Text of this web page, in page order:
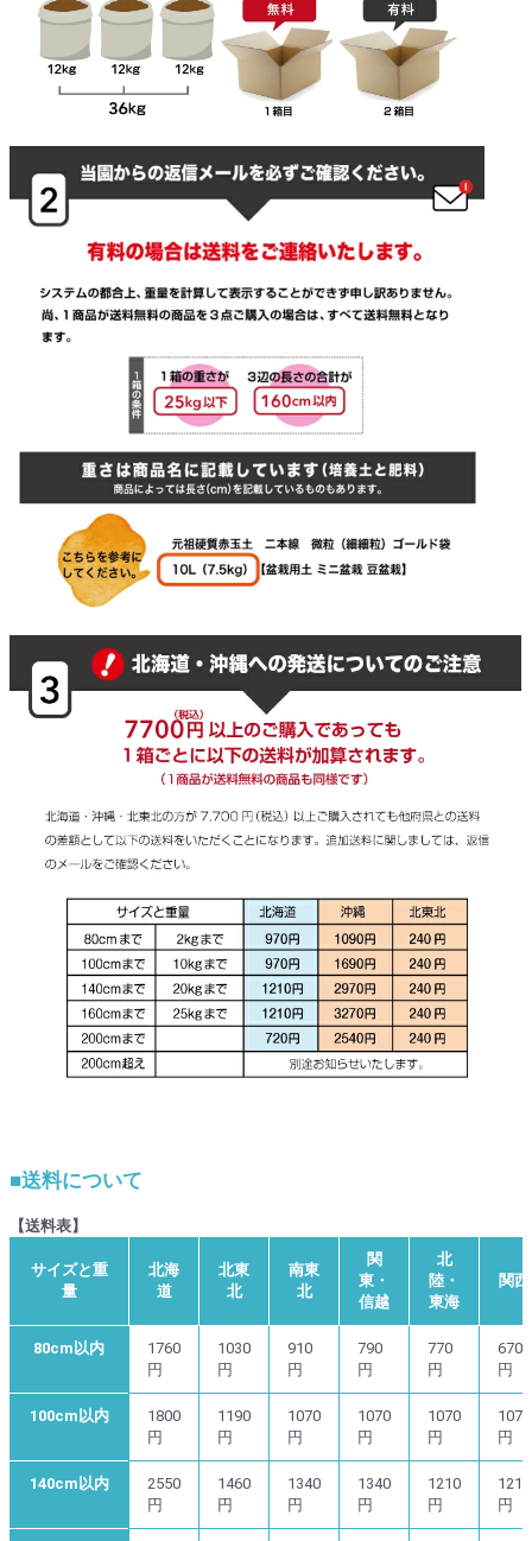
■送料について
【送料表】
サイズと重
量
北海
道
北東
北
南東
北
関
東・
信越
北
陸・
東海
関西
80cm以内
1760
円
1030
円
910
円
790
円
770
円
670
円
100cm以内
1800
円
1190
円
1070
円
1070
円
1070
円
1070
円
140cm以内
2550
円
1460
円
1340
円
1340
円
1210
円
1210
円